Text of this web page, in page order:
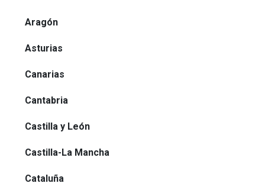
Aragón
Asturias
Canarias
Cantabria
Castilla y León
Castilla-La Mancha
Cataluña